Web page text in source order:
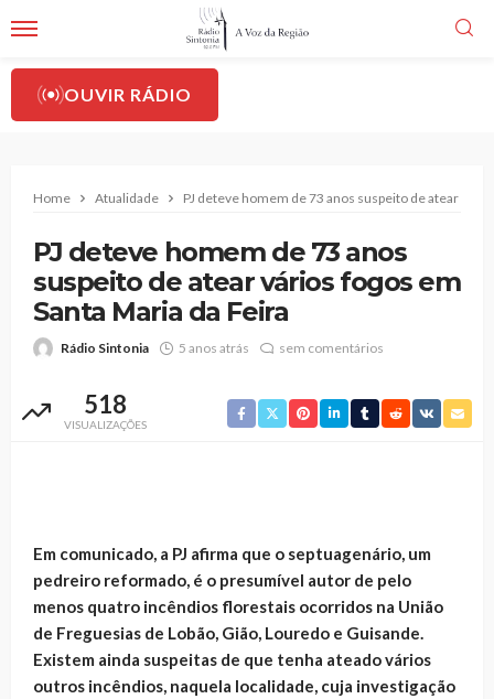
OUVIR RÁDIO
Home Atualidade PJ deteve homem de 73 anos suspeito de atear
PJ deteve homem de 73 anos
suspeito de atear vários fogos em
Santa Maria da Feira
Rádio Sintonia 5 anos atrás sem comentários
518
VISUALIZAÇÕES
Em comunicado, a PJ afirma que o septuagenário, um
pedreiro reformado, é o presumível autor de pelo
menos quatro incêndios florestais ocorridos na União
de Freguesias de Lobão, Gião, Louredo e Guisande.
Existem ainda suspeitas de que tenha ateado vários
outros incêndios, naquela localidade, cuja investigação